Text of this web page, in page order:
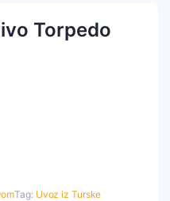
Torpedo
Tag: Uvoz iz Turske